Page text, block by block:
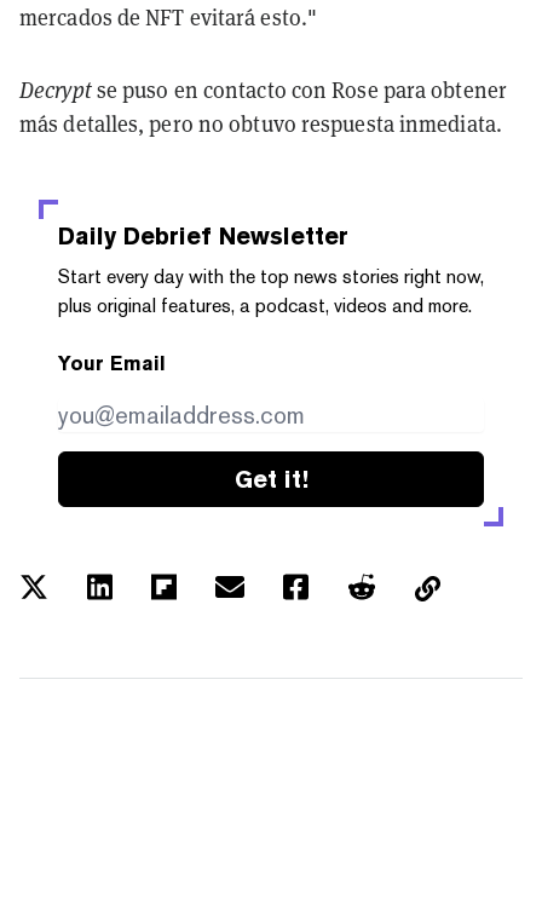
mercados de NFT evitará esto."
Decryptse puso en contacto con Rose para obtener
más detalles, pero no obtuvo respuesta inmediata.
Daily Debrief Newsletter
Start every day with the top news stories right now,
plus original features, a podcast, videos and more.
Your Email
Get it!